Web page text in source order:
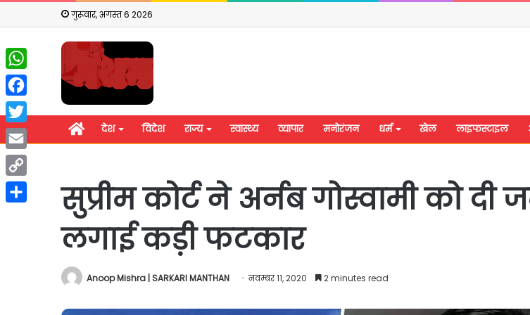
गुरूवार, अगस्त 6 2026
होम देश विदेश राज्य स्वास्थ्य व्यापार मनोरंजन धर्म खेल लाइफस्टाइल
सुप्रीम कोर्ट ने अर्नब गोस्वामी को
लगाई कड़ी फटकार
Anoop Mishra | SARKARI MANTHAN नवम्बर 11, 2020 2 minutes read
WhatsApp
Facebook
Twitter
Email
Copy
Link